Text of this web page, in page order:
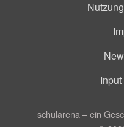
schularena – ein